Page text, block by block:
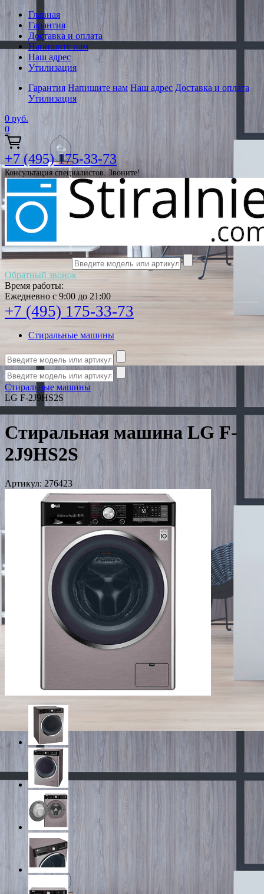
Главная
Гарантия
Доставка и оплата
Напишите нам
Наш адрес
Утилизация
Гарантия Напишите нам Наш адрес Доставка и оплата
Утилизация
0 руб.
0
+7 (495) 175-33-73
Консультация специалистов. Звоните!
Обратный звонок
Время работы:
Ежедневно с 9:00 до 21:00
+7 (495) 175-33-73
Стиральные машины
Стиральные машины
LG F-2J9HS2S
Стиральная машина LG F-
2J9HS2S
Артикул: 276423